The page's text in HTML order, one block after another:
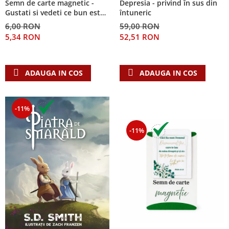
Despre afaceri
Dezvoltare personala
Leadership
Mediu
Semn de carte magnetic -
Gustati si vedeti ce bun este
Domnul!
6,00 RON
5,34 RON
ADAUGA IN COS
Depresia - privind în sus din
întuneric
59,00 RON
52,51 RON
ADAUGA IN COS
-11%
-11%